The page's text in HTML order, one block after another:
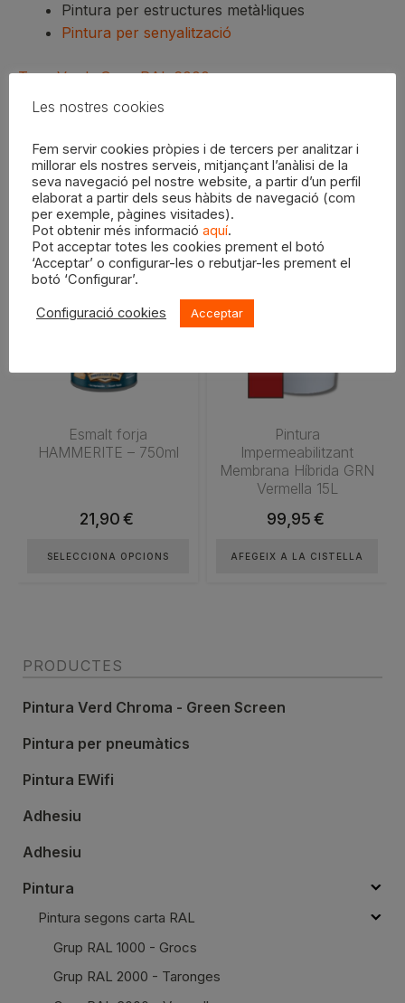
Pintura per estructures metàl·liques
Pintura per senyalització
Tons Verds Grup RAL 6000
Productes relacionats
Esmalt forja
HAMMERITE – 750ml
21,90€
SELECCIONA OPCIONS
producte
variants.
opcions
es
Pintura
Impermeabilitzant
Membrana Híbrida GRN
Vermella 15L
99,95€
AFEGEIX A LA CISTELLA
PRODUCTES
Pintura Verd Chroma - Green Screen
Pintura per pneumàtics
Pintura EWifi
Adhesiu
Adhesiu
Pintura
Pintura segons carta RAL
Grup RAL 1000 - Grocs
Grup RAL 2000 - Taronges
Les nostres cookies
Fem servir cookies pròpies i de tercers per analitzar i
millorar els nostres serveis, mitjançant l’anàlisi de la
seva navegació pel nostre website, a partir d’un perfil
elaborat a partir dels seus hàbits de navegació (com
per exemple, pàgines visitades).
Pot obtenir més informació aquí.
Pot acceptar totes les cookies prement el botó
‘Acceptar’ o configurar-les o rebutjar-les prement el
botó ‘Configurar’.
Configuració cookies Acceptar